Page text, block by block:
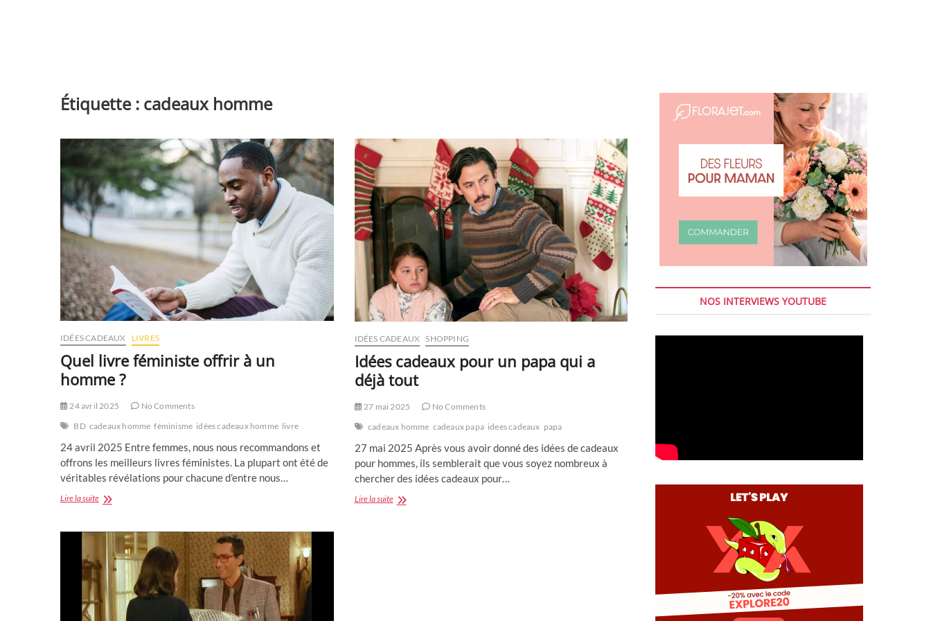
Étiquette : cadeaux homme
IDÉES CADEAUX LIVRES
Quel livre féministe offrir à un
homme ?
24 avril 2025
No Comments
BD cadeaux homme féminisme idées cadeaux homme livre
24 avril 2025 Entre femmes, nous nous recommandons et
offrons les meilleurs livres féministes. La plupart ont été de
véritables révélations pour chacune d’entre nous…
Lire la suiteQuel
offrir
un
homme
IDÉES CADEAUX SHOPPING
Idées cadeaux pour un papa qui a
déjà tout
27 mai 2025
No Comments
cadeaux homme cadeaux papa idees cadeaux papa
27 mai 2025 Après vous avoir donné des idées de cadeaux
pour hommes, ils semblerait que vous soyez nombreux à
chercher des idées cadeaux pour…
Lire la suiteIdées
NOS INTERVIEWS YOUTUBE